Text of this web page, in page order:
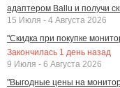
адаптером Ballu и получи
15 Июля - 4 Августа 2026
"Скидка при покупке
Закончилась 1 день назад
9 Июля - 6 Августа 2026
"Выгодные цены на